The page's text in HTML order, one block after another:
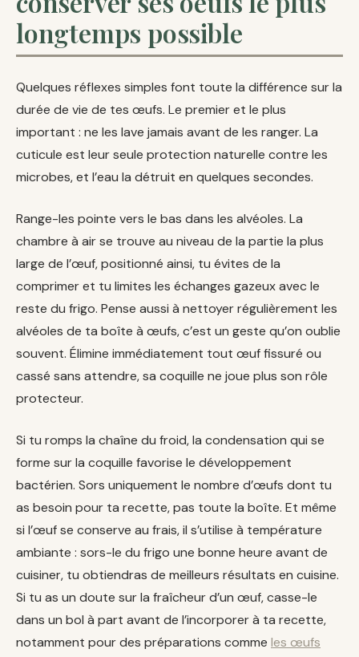
longtemps possible
Quelques réflexes simples font toute la différence sur la
durée de vie de tes œufs. Le premier et le plus
important : ne les lave jamais avant de les ranger. La
cuticule est leur seule protection naturelle contre les
microbes, et l’eau la détruit en quelques secondes.
Range-les pointe vers le bas dans les alvéoles. La
chambre à air se trouve au niveau de la partie la plus
large de l’œuf, positionné ainsi, tu évites de la
comprimer et tu limites les échanges gazeux avec le
reste du frigo. Pense aussi à nettoyer régulièrement les
alvéoles de ta boîte à œufs, c’est un geste qu’on oublie
souvent. Élimine immédiatement tout œuf fissuré ou
cassé sans attendre, sa coquille ne joue plus son rôle
protecteur.
Si tu romps la chaîne du froid, la condensation qui se
forme sur la coquille favorise le développement
bactérien. Sors uniquement le nombre d’œufs dont tu
as besoin pour ta recette, pas toute la boîte. Et même
si l’œuf se conserve au frais, il s’utilise à température
ambiante : sors-le du frigo une bonne heure avant de
cuisiner, tu obtiendras de meilleurs résultats en cuisine.
Si tu as un doute sur la fraîcheur d’un œuf, casse-le
dans un bol à part avant de l’incorporer à ta recette,
notamment pour des préparations comme les œufs